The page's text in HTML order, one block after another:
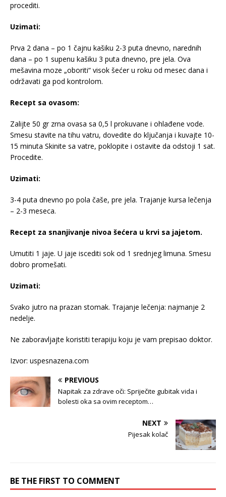
procediti.
Uzimati:
Prva 2 dana – po 1 čajnu kašiku 2-3 puta dnevno, narednih
dana – po 1 supenu kašiku 3 puta dnevno, pre jela. Ova
mešavina moze „oboriti“ visok šećer u roku od mesec dana i
održavati ga pod kontrolom.
Recept sa ovasom:
Zalijte 50 gr zrna ovasa sa 0,5 l prokuvane i ohlađene vode.
Smesu stavite na tihu vatru, dovedite do ključanja i kuvajte 10-
15 minuta Skinite sa vatre, poklopite i ostavite da odstoji 1 sat.
Procedite.
Uzimati:
3-4 puta dnevno po pola čaše, pre jela. Trajanje kursa lečenja
– 2-3 meseca.
Recept za snanjivanje nivoa šećera u krvi sa jajetom.
Umutiti 1 jaje. U jaje iscediti sok od 1 srednjeg limuna. Smesu
dobro promešati.
Uzimati:
Svako jutro na prazan stomak. Trajanje lečenja: najmanje 2
nedelje.
Ne zaboravljajte koristiti terapiju koju je vam prepisao doktor.
Izvor: uspesnazena.com
PREVIOUS
Napitak za zdrave oči: Spriječite gubitak vida i
bolesti oka sa ovim receptom…
NEXT
Pijesak kolač
BE THE FIRST TO COMMENT